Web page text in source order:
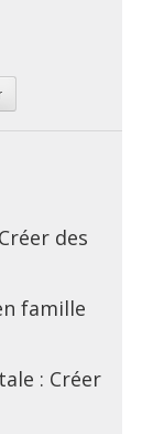
des
famille
: Créer